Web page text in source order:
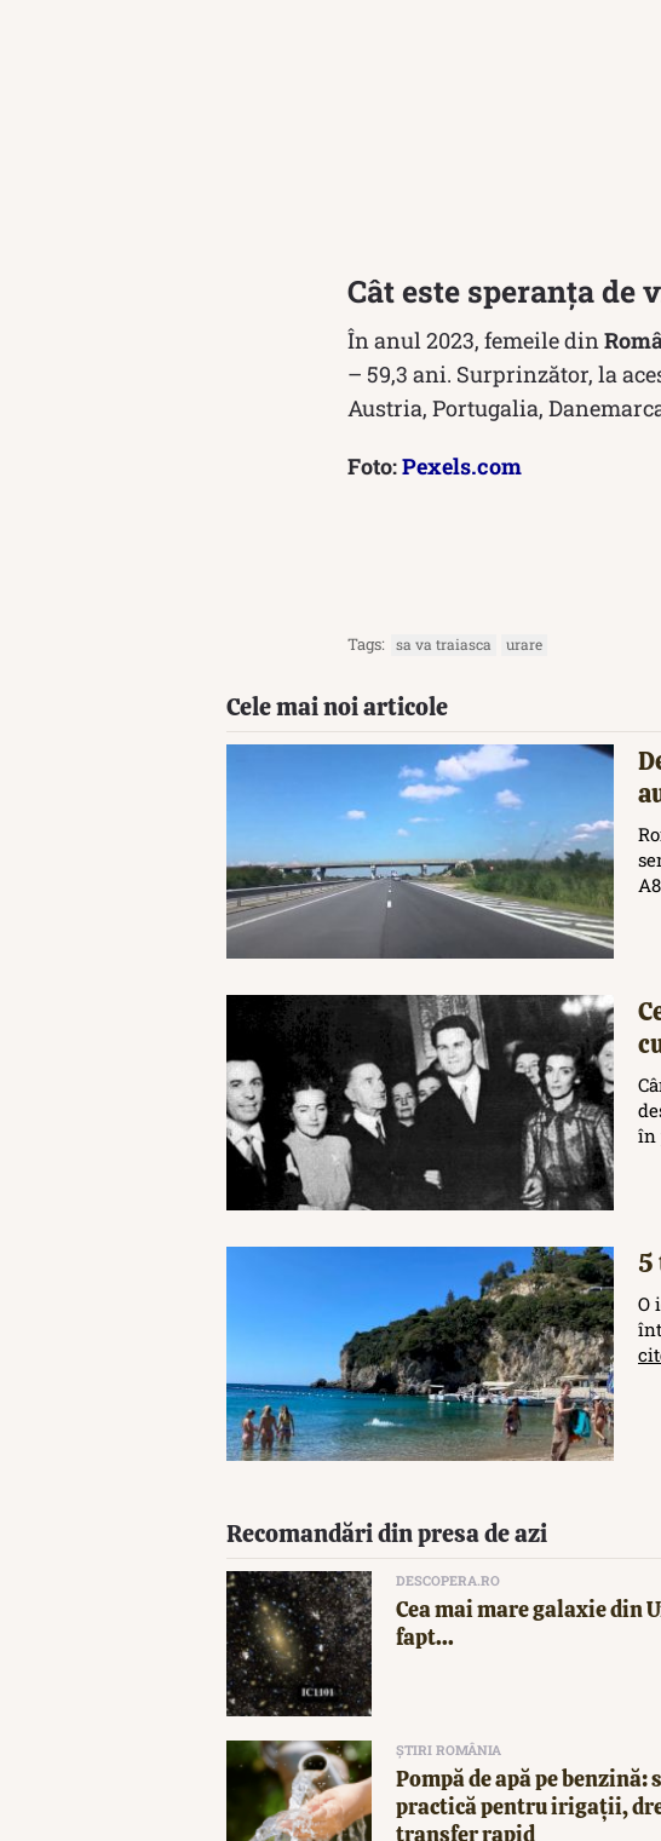
Cât este speranța de
În anul 2023, femeile din
– 59,3 ani. Surprinzător, la
Austria, Portugalia,
Foto:Pexels.com
Tags: sa va traiasca urare
Cele mai noi articole
în
5
O
Recomandări din presa de azi
DESCOPERA.RO
Cea mai mare galaxie din
fapt...
ȘTIRI ROMÂNIA
Pompă de apă pe benzină:
practică pentru irigații,
transfer rapid